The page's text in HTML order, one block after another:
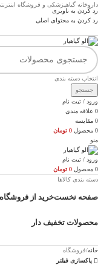
رد کردن به ناوبری
رد کردن به محتوای اصلی
داروخانه گیاهپزشکی و فروشگاه اینترنتی
انتخاب دسته بندی
جستجو
ورود / ثبت نام
0 علاقه مندی
0 مقایسه
0 محصول 0 تومان
منو
ورود / ثبت نام
0 محصول 0 تومان
دسته بندی کالاها
صفحه نخستخرید از فروشگاه
محصولات تخفیف دار
خانه فروشگاه
پاکسازی فیلتر